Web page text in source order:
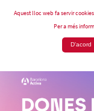
Aquest lloc web fa servir
Per a més
D'acord